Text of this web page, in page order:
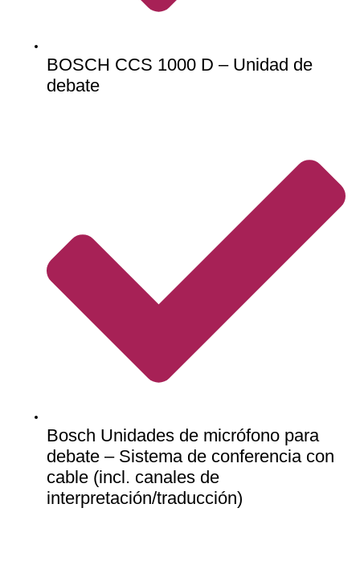
BOSCH CCS 1000 D – Unidad de
debate
Bosch Unidades de micrófono para
debate – Sistema de conferencia con
cable (incl. canales de
interpretación/traducción)